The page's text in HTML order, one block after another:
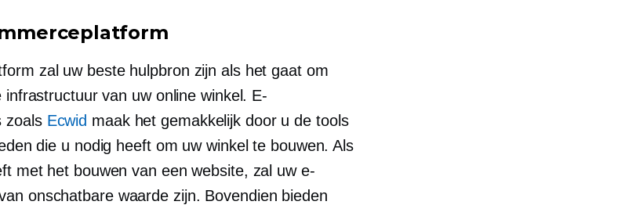
zal uw beste hulpbron zijn als het gaat om
infrastructuur van uw online winkel. E-
zoals Ecwid maak het gemakkelijk door u de tools
die u nodig heeft om uw winkel te bouwen. Als
met het bouwen van een website, zal uw e-
onschatbare waarde zijn. Bovendien bieden